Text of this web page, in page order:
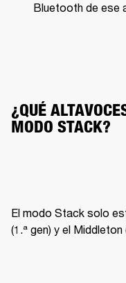
Bluetooth de ese
¿QUÉ
MODO STACK?
El modo Stack solo
(1.ª gen) y el Middleton